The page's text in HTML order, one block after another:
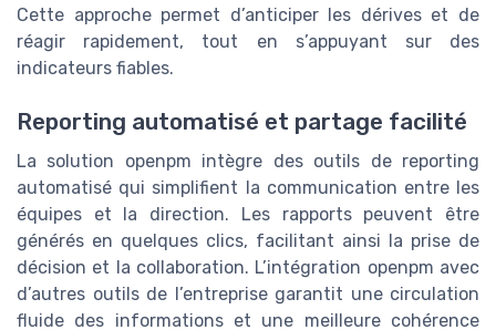
Cette approche permet d’anticiper les dérives et de
réagir rapidement, tout en s’appuyant sur des
indicateurs fiables.
Reporting automatisé et partage facilité
La solution openpm intègre des outils de reporting
automatisé qui simplifient la communication entre les
équipes et la direction. Les rapports peuvent être
générés en quelques clics, facilitant ainsi la prise de
décision et la collaboration. L’intégration openpm avec
d’autres outils de l’entreprise garantit une circulation
fluide des informations et une meilleure cohérence